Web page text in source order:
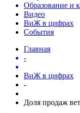
Образование и
Видео
ВиЖ в цифрах
События
Главная
-
ВиЖ в цифрах
-
Доля продаж